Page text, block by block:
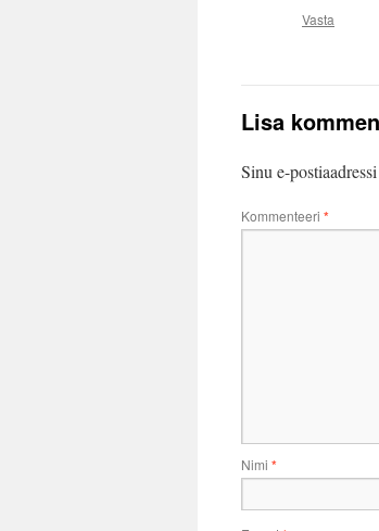
Vasta
Lisa
Sinu e-
Kommenteeri *
Nimi *